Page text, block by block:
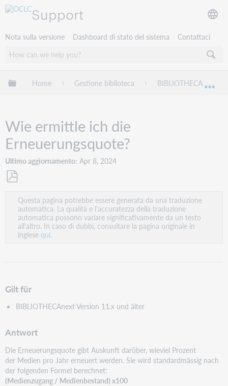
Support
Nota sulla versione Dashboard di stato del sistema Contattaci
Espandi/comprimi la gerarchia globale
Home Gestione biblioteca BIBLIOTHECA
Wie ermittle ich die
Erneuerungsquote?
Ultimo aggiornamento Apr 8, 2024
come
PDF
Questa pagina potrebbe essere generata da una traduzione
automatica. La qualità e l'accuratezza della traduzione
automatica possono variare significativamente da un testo
all'altro. In caso di dubbi, consultare la pagina originale in
inglesequi.
Gilt für
BIBLIOTHECAnext Version 11.x und älter
Antwort
Die Erneuerungsquote gibt Auskunft darüber, wieviel Prozent
der Medien pro Jahr erneuert werden. Sie wird standardmässig nach
der folgenden Formel berechnet:
(Medienzugang / Medienbestand) x100